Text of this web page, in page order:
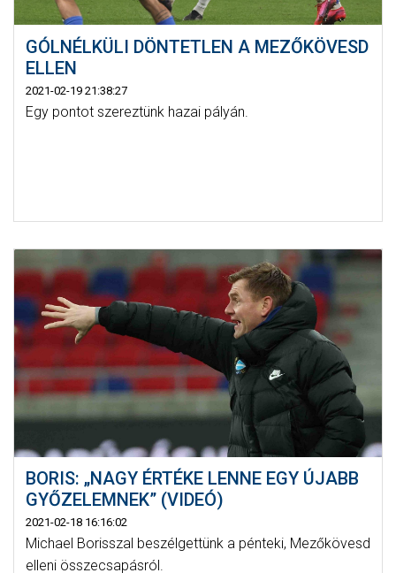
GÓLNÉLKÜLI DÖNTETLEN A MEZŐKÖVESD
ELLEN
2021-02-19 21:38:27
Egy pontot szereztünk hazai pályán.
BORIS: „NAGY ÉRTÉKE LENNE EGY ÚJABB
GYŐZELEMNEK” (VIDEÓ)
2021-02-18 16:16:02
Michael Borisszal beszélgettünk a pénteki, Mezőkövesd
elleni összecsapásról.